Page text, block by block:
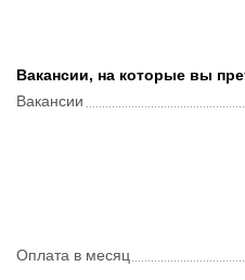
Вакансии, на которые вы
Вакансии
Оплата в месяц